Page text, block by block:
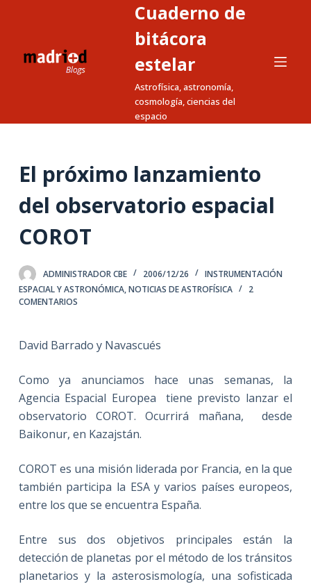
a
d
o
Cuaderno de
bitácora
estelar
Astrofísica, astronomía,
cosmología, ciencias del
espacio
El próximo lanzamiento
del observatorio espacial
COROT
ADMINISTRADOR CBE 2006/12/26
INSTRUMENTACIÓN
ESPACIAL Y ASTRONÓMICA,NOTICIAS DE ASTROFÍSICA
2
COMENTARIOS
David Barrado y Navascués
Como ya anunciamos hace unas semanas, la
Agencia Espacial Europea tiene previsto lanzar el
observatorio COROT. Ocurrirá mañana, desde
Baikonur, en Kazajstán.
COROT es una misión liderada por Francia, en la que
también participa la ESA y varios países europeos,
entre los que se encuentra España.
Entre sus dos objetivos principales están la
detección de planetas por el método de los tránsitos
planetarios y la asterosismología, una sofisticada